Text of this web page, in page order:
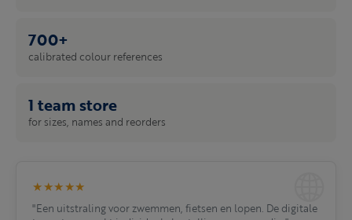
700+
calibrated colour references
1 team store
for sizes, names and reorders
★★★★★
"Een uitstraling voor zwemmen, fietsen en lopen. De digitale